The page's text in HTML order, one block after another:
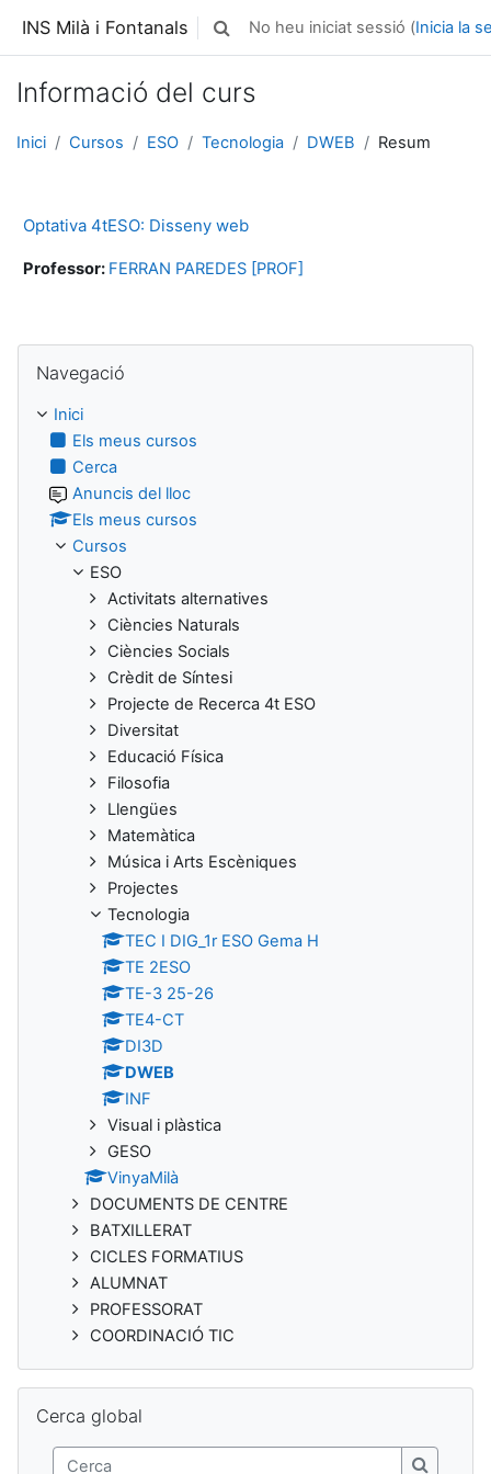
INS Milà i Fontanals Commuta l'entrada de la cerca
No heu iniciat sessió (Inicia la
Informació del curs
Inici Cursos ESO Tecnologia DWEB Resum
Optativa 4tESO: Disseny web
Professor: FERRAN PAREDES [PROF]
Navegació
Inici
Els meus cursos
Cerca
Anuncis del lloc
Els meus cursos
Cursos
ESO
Activitats alternatives
Ciències Naturals
Ciències Socials
Crèdit de Síntesi
Projecte de Recerca 4t ESO
Diversitat
Educació Física
Filosofia
Llengües
Matemàtica
Música i Arts Escèniques
Projectes
Tecnologia
TEC I DIG_1r ESO Gema H
TE 2ESO
TE-3 25-26
TE4-CT
DI3D
DWEB
INF
Visual i plàstica
GESO
VinyaMilà
DOCUMENTS DE CENTRE
BATXILLERAT
CICLES FORMATIUS
ALUMNAT
PROFESSORAT
COORDINACIÓ TIC
Cerca global
Cerca